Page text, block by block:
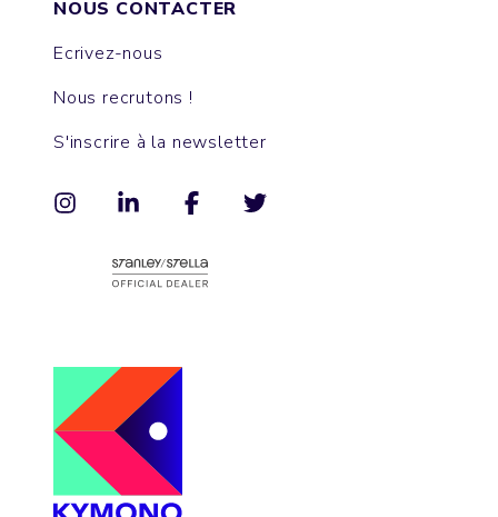
NOUS CONTACTER
Ecrivez-nous
Nous recrutons !
S'inscrire à la newsletter